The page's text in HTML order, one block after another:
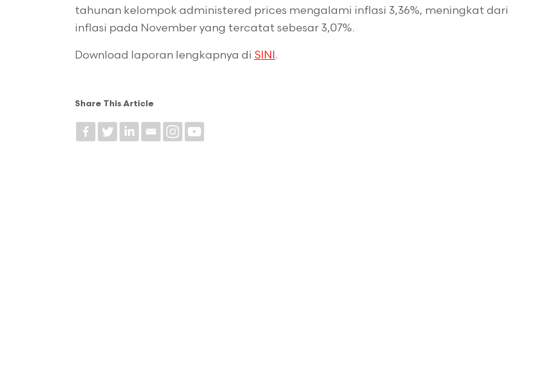
tahunan kelompok administered prices mengalami inflasi 3,36%, meningkat dari
inflasi pada November yang tercatat sebesar 3,07%.
Download laporan lengkapnya di SINI .
Share This Article